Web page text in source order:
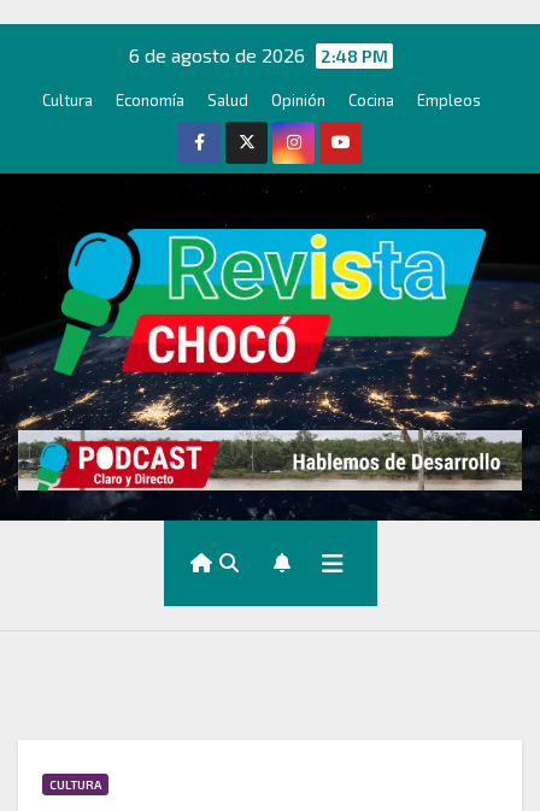
contenido
6 de agosto de 2026 2:48 PM
Cultura Economía Salud Opinión Cocina Empleos
CULTURA